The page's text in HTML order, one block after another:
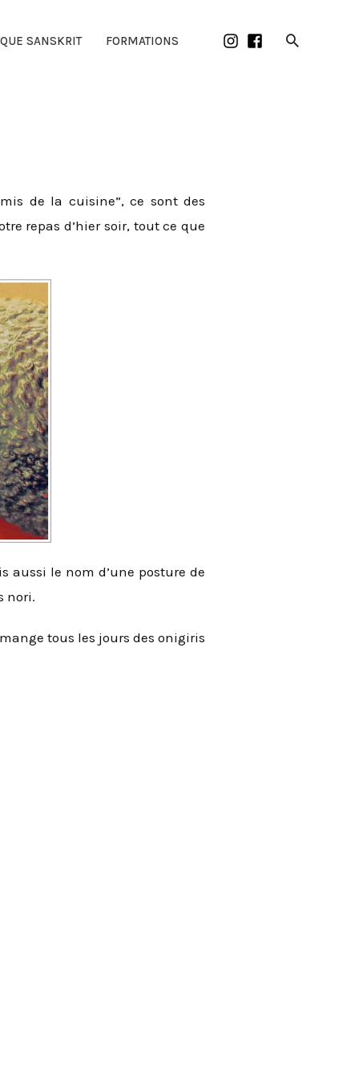
SANSKRIT FORMATIONS
de la cuisine”, ce sont des
repas d’hier soir, tout ce que
aussi le nom d’une posture de
nori.
tous les jours des onigiris